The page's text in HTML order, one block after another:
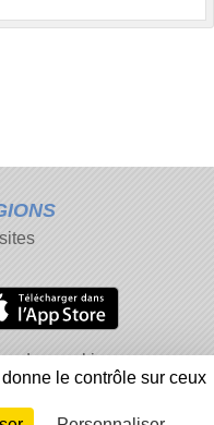
des cookies
contenu inapproprié
le contrôle sur ceux